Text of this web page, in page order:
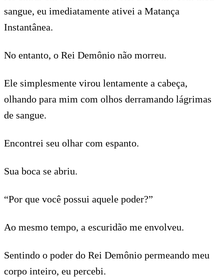
sangue, eu imediatamente ativei a Matança
Instantânea.
No entanto, o Rei Demônio não morreu.
Ele simplesmente virou lentamente a cabeça,
olhando para mim com olhos derramando lágrimas
de sangue.
Encontrei seu olhar com espanto.
Sua boca se abriu.
“Por que você possui aquele poder?”
Ao mesmo tempo, a escuridão me envolveu.
Sentindo o poder do Rei Demônio permeando meu
corpo inteiro, eu percebi.